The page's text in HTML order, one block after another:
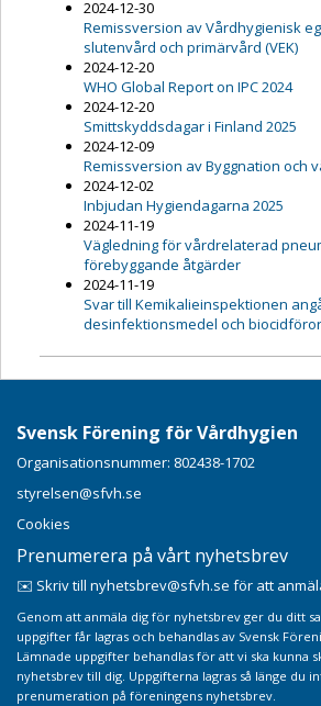
2024-12-30
Remissversion av Vårdhygienisk
slutenvård och primärvård (VEK)
2024-12-20
WHO Global Report on IPC 2024
2024-12-20
Smittskyddsdagar i Finland 2025
2024-12-09
Remissversion av Byggnation och
2024-12-02
Inbjudan Hygiendagarna 2025
2024-11-19
Vägledning för vårdrelaterad
förebyggande åtgärder
2024-11-19
Svar till Kemikalieinspektionen
desinfektionsmedel och
Svensk Förening för Vårdhygien
Organisationsnummer: 802438-1702
styrelsen@sfvh.se
Cookies
Prenumerera på vårt nyhetsbrev
✉️ Skriv till nyhetsbrev@sfvh.se för att
Genom att anmäla dig för nyhetsbrev ger du ditt
uppgifter får lagras och behandlas av Svensk
Lämnade uppgifter behandlas för att vi ska kunna
nyhetsbrev till dig. Uppgifterna lagras så länge du
prenumeration på föreningens nyhetsbrev.